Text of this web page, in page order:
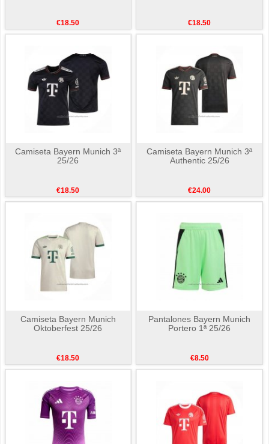
€18.50 €18.50
Camiseta Bayern Munich 3ª
25/26
€18.50
Camiseta Bayern Munich 3ª
Authentic 25/26
€24.00
Camiseta Bayern Munich
Oktoberfest 25/26
€18.50
Pantalones Bayern Munich
Portero 1ª 25/26
€8.50